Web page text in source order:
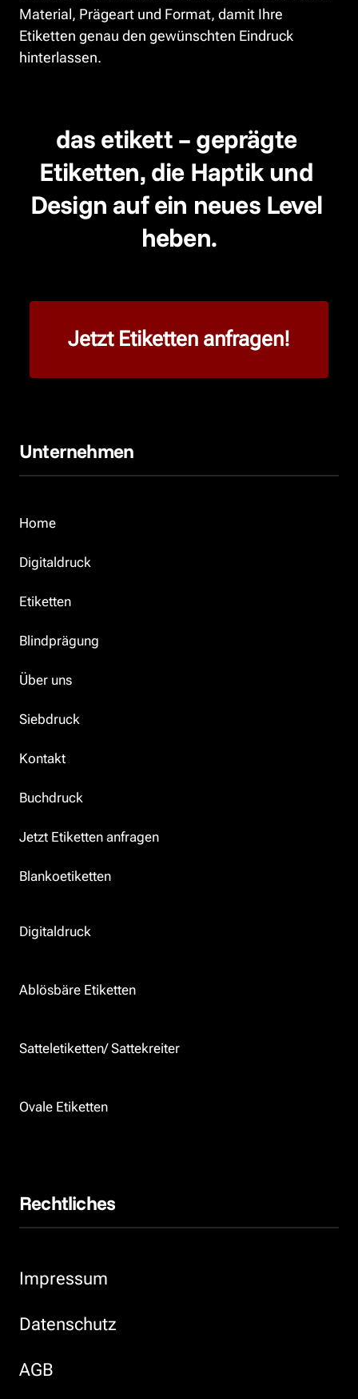
Material, Prägeart und Format, damit Ihre
Etiketten genau den gewünschten Eindruck
hinterlassen.
das etikett – geprägte
Etiketten, die Haptik und
Design auf ein neues Level
heben.
Jetzt Etiketten anfragen!
Unternehmen
Home
Digitaldruck
Etiketten
Blindprägung
Über uns
Siebdruck
Kontakt
Buchdruck
Jetzt Etiketten anfragen
Blankoetiketten
Digitaldruck
Ablösbäre Etiketten
Satteletiketten/ Sattekreiter
Ovale Etiketten
Rechtliches
Impressum
Datenschutz
AGB